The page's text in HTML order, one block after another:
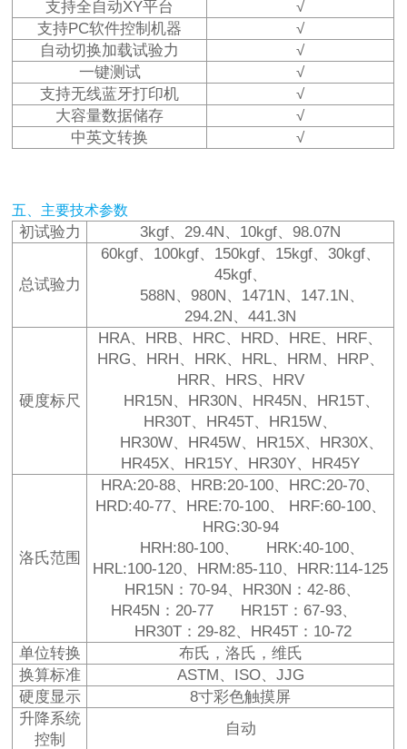
支持全自动XY平台
√
支持PC软件控制机器
√
自动切换加载试验力
√
一键测试
√
支持无线蓝牙打印机
√
大容量数据储存
√
中英文转换
√
五、主要技术参数
初试验力 3kgf、29.4N、10kgf、98.07N
总试验力
60kgf、100kgf、150kgf、15kgf、30kgf、
45kgf、
588N、980N、1471N、147.1N、
294.2N、441.3N
硬度标尺
HRA、HRB、HRC、HRD、HRE、HRF、
HRG、HRH、HRK、HRL、HRM、HRP、
HRR、HRS、HRV
HR15N、HR30N、HR45N、HR15T、
HR30T、HR45T、HR15W、
HR30W、HR45W、HR15X、HR30X、
HR45X、HR15Y、HR30Y、HR45Y
洛氏范围
HRA:20-88、HRB:20-100、HRC:20-70、
HRD:40-77、HRE:70-100、 HRF:60-100、
HRG:30-94
HRH:80-100、 HRK:40-100、
HRL:100-120、HRM:85-110、HRR:114-125
HR15N：70-94、HR30N：42-86、
HR45N：20-77 HR15T：67-93、
HR30T：29-82、HR45T：10-72
单位转换
布氏，洛氏，维氏
换算标准
ASTM、ISO、JJG
硬度显示
8寸彩色触摸屏
升降系统
控制
自动